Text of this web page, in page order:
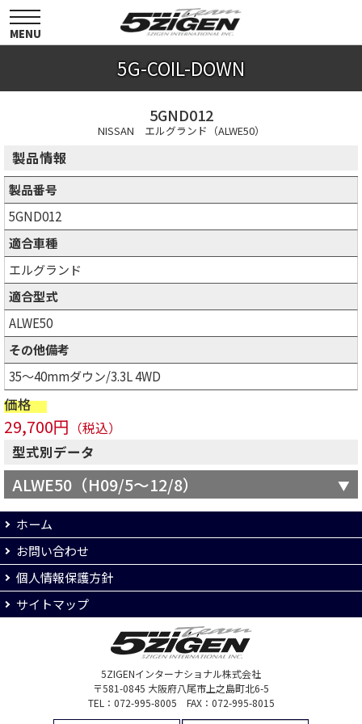
toggle
navigation
MENU
5G-COIL-DOWN
5GND012
NISSAN エルグランド（ALWE50）
製品情報
製品番号
5GND012
適合車種
エルグランド
適合型式
ALWE50
その他備考
35～40mmダウン/3.3L 4WD
価格
29,700円 （税込）
型式別データ
ALWE50（H09/5～12/8）
ホーム
お問い合わせ
個人情報保護方針
サイトマップ
5ZIGENインターナショナル株式会社
〒581-0845 大阪府八尾市上之島町北6-5
TEL：072-995-8005 FAX：072-995-8015